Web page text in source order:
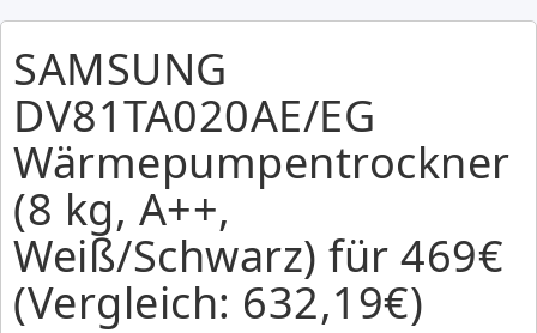
SAMSUNG
DV81TA020AE/EG
Wärmepumpentrockner
(8 kg, A++,
Weiß/Schwarz) für 469€
(Vergleich: 632,19€)